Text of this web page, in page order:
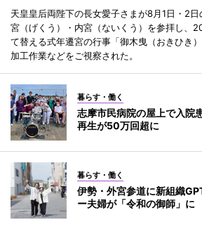
天皇皇后両陛下の長女愛子さまが8月1日・2
宮（げくう）・内宮（ないくう）を参拝し、
て替える式年遷宮の行事「御木曳（おきひき
加工作業などをご視察された。
暮らす・働く
志摩市民病院の屋上で入
再生が50万回超に
暮らす・働く
伊勢・外宮参道に新組織
ー夫婦が「令和の御師」に